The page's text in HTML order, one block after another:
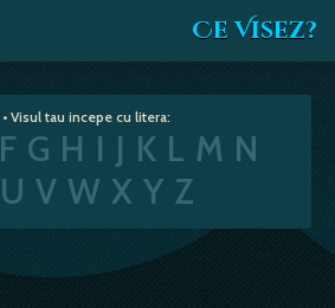
Ce Visez?
• Visul tau incepe cu litera:
F G H I J K L M N
U V W X Y Z